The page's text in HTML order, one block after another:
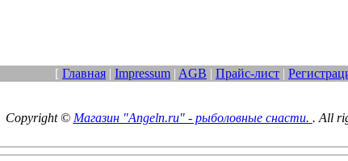
[ Главная | Impressum | AGB | Прайс-лист |
Copyright © Магазин "Angeln.ru" - рыболовные снасти. . All